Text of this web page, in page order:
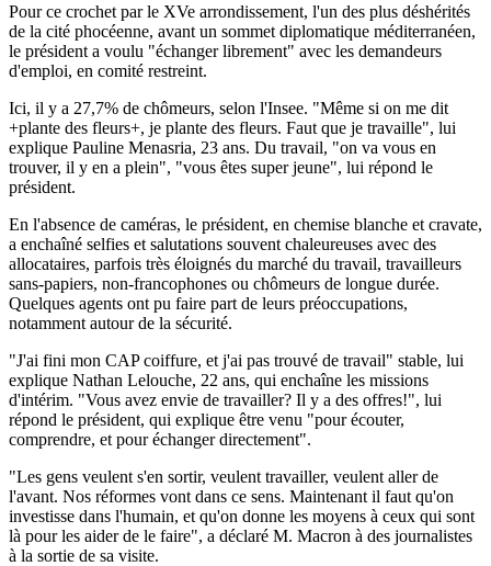
Pour ce crochet par le XVe arrondissement, l'un des plus déshérités
de la cité phocéenne, avant un sommet diplomatique méditerranéen,
le président a voulu "échanger librement" avec les demandeurs
d'emploi, en comité restreint.
Ici, il y a 27,7% de chômeurs, selon l'Insee. "Même si on me dit
+plante des fleurs+, je plante des fleurs. Faut que je travaille", lui
explique Pauline Menasria, 23 ans. Du travail, "on va vous en
trouver, il y en a plein", "vous êtes super jeune", lui répond le
président.
En l'absence de caméras, le président, en chemise blanche et cravate,
a enchaîné selfies et salutations souvent chaleureuses avec des
allocataires, parfois très éloignés du marché du travail, travailleurs
sans-papiers, non-francophones ou chômeurs de longue durée.
Quelques agents ont pu faire part de leurs préoccupations,
notamment autour de la sécurité.
"J'ai fini mon CAP coiffure, et j'ai pas trouvé de travail" stable, lui
explique Nathan Lelouche, 22 ans, qui enchaîne les missions
d'intérim. "Vous avez envie de travailler? Il y a des offres!", lui
répond le président, qui explique être venu "pour écouter,
comprendre, et pour échanger directement".
"Les gens veulent s'en sortir, veulent travailler, veulent aller de
l'avant. Nos réformes vont dans ce sens. Maintenant il faut qu'on
investisse dans l'humain, et qu'on donne les moyens à ceux qui sont
là pour les aider de le faire", a déclaré M. Macron à des journalistes
à la sortie de sa visite.